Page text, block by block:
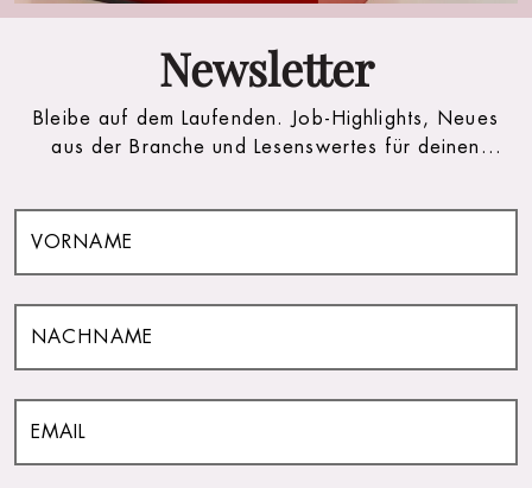
Newsletter
Bleibe auf dem Laufenden. Job-Highlights, Neues
aus der Branche und Lesenswertes für deinen